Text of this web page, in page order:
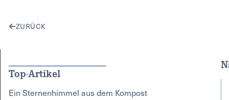
ZURÜCK
Top-Artikel
Ein Sternenhimmel aus dem Kompost